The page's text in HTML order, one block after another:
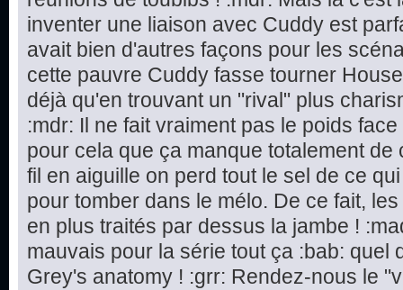
inventer une liaison avec Cuddy est
avait bien d'autres façons pour les
cette pauvre Cuddy fasse tourner
déjà qu'en trouvant un "rival" plus
:mdr: Il ne fait vraiment pas le poids
pour cela que ça manque totalement
fil en aiguille on perd tout le sel de ce
pour tomber dans le mélo. De ce fait,
en plus traités par dessus la jambe !
mauvais pour la série tout ça :bab: quel
Grey's anatomy ! :grr: Rendez-nous le